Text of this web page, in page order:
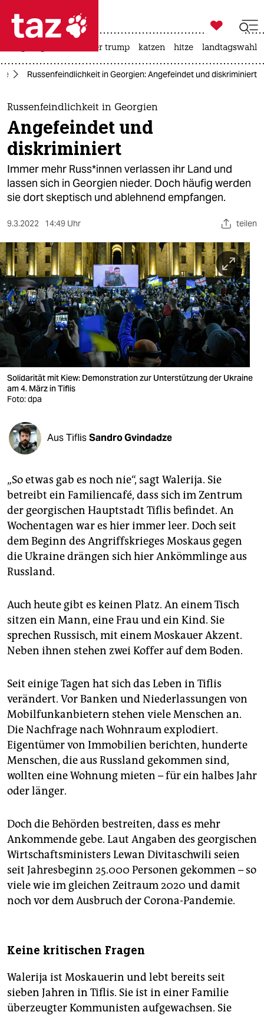
 taz zahl ich
taz zahl ich
themen
politik
öko
gesellschaft
sport
berlin
nord
wahrheit
verlag
verlag
veranstaltungen
fragen & hilfe
abo
genossenschaft
epaper login

taz zahl ich
usa unter trump katzen hitze landtagswahl
Russenfeindlichkeit in Georgien: Angefeindet und diskriminiert
Russenfeindlichkeit in Georgien
Angefeindet und
diskriminiert
Immer mehr Rus­s*in­nen verlassen ihr Land und
lassen sich in Georgien nieder. Doch häufig werden
sie dort skeptisch und ablehnend empfangen.
9.3.2022 14:49 Uhr teilen
Solidarität mit Kiew: Demonstration zur Unterstützung der Ukraine
am 4. März in Tiflis
Foto: dpa
Aus TiflisSandro Gvindadze
„So etwas gab es noch nie“, sagt Walerija. Sie
betreibt ein Familiencafé, dass sich im Zentrum
der georgischen Hauptstadt Tiflis befindet. An
Wochentagen war es hier immer leer. Doch seit
dem Beginn des Angriffskrieges Moskaus gegen
die Ukraine drängen sich hier Ankömmlinge aus
Russland.
Auch heute gibt es keinen Platz. An einem Tisch
sitzen ein Mann, eine Frau und ein Kind. Sie
sprechen Russisch, mit einem Moskauer Akzent.
Neben ihnen stehen zwei Koffer auf dem Boden.
Seit einige Tagen hat sich das Leben in Tiflis
verändert. Vor Banken und Niederlassungen von
Mobilfunkanbietern stehen viele Menschen an.
Die Nachfrage nach Wohnraum explodiert.
Eigentümer von Immobilien berichten, hunderte
Menschen, die aus Russland gekommen sind,
wollten eine Wohnung mieten – für ein halbes Jahr
oder länger.
Doch die Behörden bestreiten, dass es mehr
Ankommende gebe. Laut Angaben des georgischen
Wirtschaftsministers Lewan Divitaschwili seien
seit Jahresbeginn 25.000 Personen gekommen – so
viele wie im gleichen Zeitraum 2020 und damit
noch vor dem Ausbruch der Corona-Pandemie.
Keine kritischen Fragen
Walerija ist Moskauerin und lebt bereits seit
sieben Jahren in Tiflis. Sie ist in einer Familie
überzeugter Kommunisten aufgewachsen. Sie